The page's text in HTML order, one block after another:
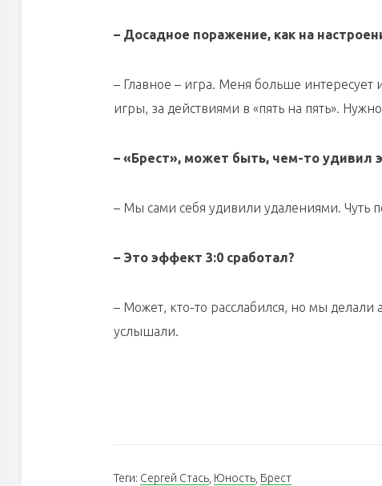
– Досадное поражение, как на
– Главное – игра. Меня больше
игры, за действиями в «пять на пять».
– «Брест», может быть, чем-то удивил
– Мы сами себя удивили удалениями. Чуть
– Это эффект 3:0 сработал?
– Может, кто-то расслабился, но мы
услышали.
Теги: Сергей Стась Юность Брест